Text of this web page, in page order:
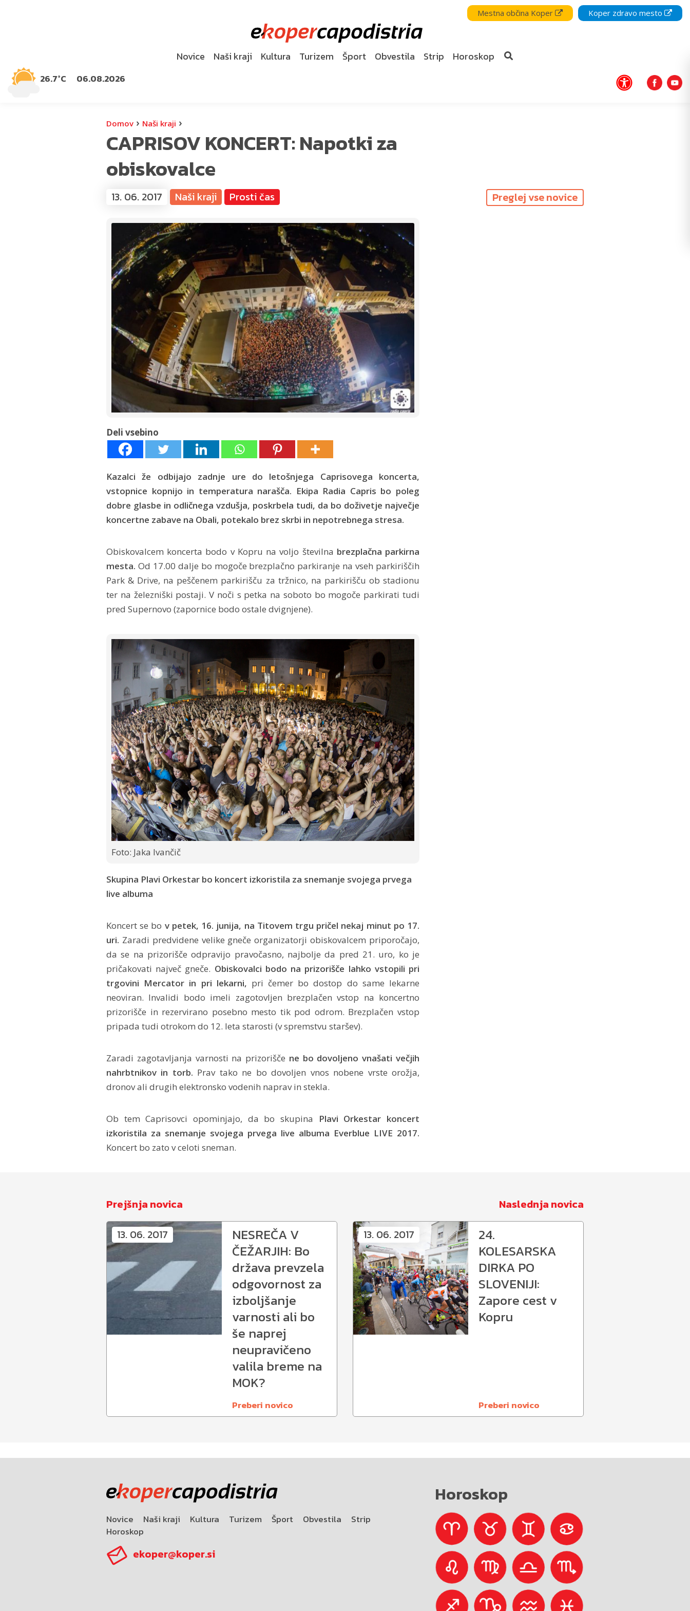
Mestna občina Koper Koper zdravo mesto
26.7°C 06.08.2026
Novice Naši kraji Kultura Turizem Šport Obvestila Strip Horoskop
Domov › Naši kraji ›
CAPRISOV KONCERT: Napotki za
obiskovalce
13. 06. 2017 Naši kraji Prosti čas Preglej vse novice
Deli vsebino
Kazalci že odbijajo zadnje ure do letošnjega Caprisovega koncerta,
vstopnice kopnijo in temperatura narašča. Ekipa Radia Capris bo poleg
dobre glasbe in odličnega vzdušja, poskrbela tudi, da bo doživetje največje
koncertne zabave na Obali, potekalo brez skrbi in nepotrebnega stresa.
Obiskovalcem koncerta bodo v Kopru na voljo številna brezplačna parkirna
mesta. Od 17.00 dalje bo mogoče brezplačno parkiranje na vseh parkiriščih
Park & Drive, na peščenem parkirišču za tržnico, na parkirišču ob stadionu
ter na železniški postaji. V noči s petka na soboto bo mogoče parkirati tudi
pred Supernovo (zapornice bodo ostale dvignjene).
Foto: Jaka Ivančič
Skupina Plavi Orkestar bo koncert izkoristila za snemanje svojega prvega
live albuma
Koncert se bo v petek, 16. junija, na Titovem trgu pričel nekaj minut po 17.
uri. Zaradi predvidene velike gneče organizatorji obiskovalcem priporočajo,
da se na prizorišče odpravijo pravočasno, najbolje da pred 21. uro, ko je
pričakovati največ gneče. Obiskovalci bodo na prizorišče lahko vstopili pri
trgovini Mercator in pri lekarni, pri čemer bo dostop do same lekarne
neoviran. Invalidi bodo imeli zagotovljen brezplačen vstop na koncertno
prizorišče in rezervirano posebno mesto tik pod odrom. Brezplačen vstop
pripada tudi otrokom do 12. leta starosti (v spremstvu staršev).
Zaradi zagotavljanja varnosti na prizorišče ne bo dovoljeno vnašati večjih
nahrbtnikov in torb. Prav tako ne bo dovoljen vnos nobene vrste orožja,
dronov ali drugih elektronsko vodenih naprav in stekla.
Ob tem Caprisovci opominjajo, da bo skupina
Plavi Orkestar koncert
izkoristila za snemanje svojega prvega live albuma Everblue LIVE 2017.
Koncert bo zato v celoti sneman.
Prejšnja novica
Naslednja novica
13. 06. 2017
NESREČA V
ČEŽARJIH: Bo
država prevzela
odgovornost za
izboljšanje
varnosti ali bo
še naprej
neupravičeno
valila breme na
MOK?
Preberi novico
13. 06. 2017
24.
KOLESARSKA
DIRKA PO
SLOVENIJI:
Zapore cest v
Kopru
Preberi novico
Novice Naši kraji Kultura Turizem Šport Obvestila
Strip
Horoskop
ekoper@koper.si
Horoskop